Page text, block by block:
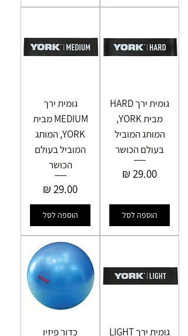
גומית ירך HARD
מבית YORK,
המותג המוביל
בעולם הכושר
מחיר
הוספה לסל
גומית ירך
MEDIUM מבית
YORK, המותג
המוביל בעולם
הכושר
מחיר
הוספה לסל
גומית ירך LIGHT
כדור פיזיו